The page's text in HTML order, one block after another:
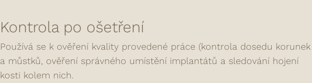
Kontrola po ošetření
Používá se k ověření kvality provedené práce (kontrola dosedu korunek
a můstků, ověření správného umístění implantátů a sledování hojení
kosti kolem nich.